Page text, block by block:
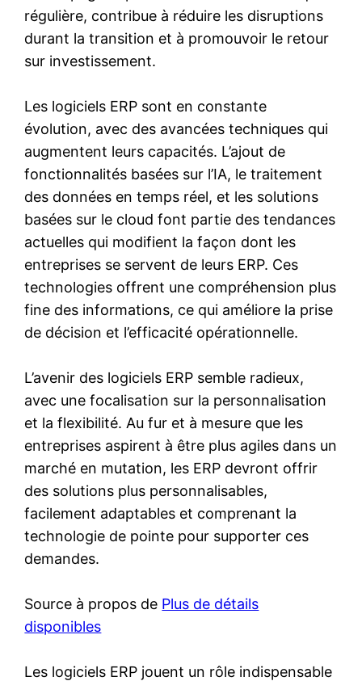
régulière, contribue à réduire les disruptions
durant la transition et à promouvoir le retour
sur investissement.
Les logiciels ERP sont en constante
évolution, avec des avancées techniques qui
augmentent leurs capacités. L’ajout de
fonctionnalités basées sur l’IA, le traitement
des données en temps réel, et les solutions
basées sur le cloud font partie des tendances
actuelles qui modifient la façon dont les
entreprises se servent de leurs ERP. Ces
technologies offrent une compréhension plus
fine des informations, ce qui améliore la prise
de décision et l’efficacité opérationnelle.
L’avenir des logiciels ERP semble radieux,
avec une focalisation sur la personnalisation
et la flexibilité. Au fur et à mesure que les
entreprises aspirent à être plus agiles dans un
marché en mutation, les ERP devront offrir
des solutions plus personnalisables,
facilement adaptables et comprenant la
technologie de pointe pour supporter ces
demandes.
Source à propos de Plus de détails
disponibles
Les logiciels ERP jouent un rôle indispensable